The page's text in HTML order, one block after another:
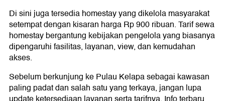
Di sini juga tersedia homestay yang dikelola masyarakat
setempat dengan kisaran harga Rp 900 ribuan. Tarif sewa
homestay bergantung kebijakan pengelola yang biasanya
dipengaruhi fasilitas, layanan, view, dan kemudahan
akses.
Sebelum berkunjung ke Pulau Kelapa sebagai kawasan
paling padat dan salah satu yang terkaya, jangan lupa